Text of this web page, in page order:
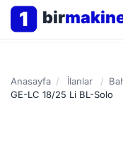
1 bir
Anasayfa / İlanlar /
GE-LC 18/25 Li BL-Solo